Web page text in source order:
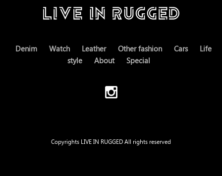
Denim Watch Leather Other fashion Cars
Life
style
About Special
Copyrights LIVE IN RUGGED All rights reserved